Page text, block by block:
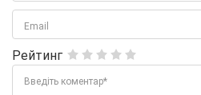
Email
Рейтинг
Введіть коментар*